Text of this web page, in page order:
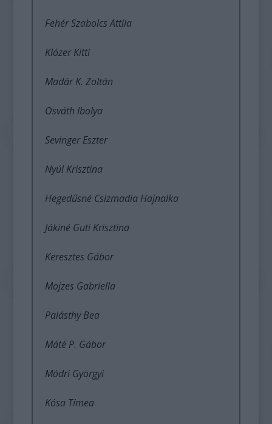
Fehér Szabolcs Attila
Klózer Kitti
Madár K. Zoltán
Osváth Ibolya
Sevinger Eszter
Nyúl Krisztina
Hegedűsné Csizmadia Hajnalka
Jákiné Guti Krisztina
Keresztes Gábor
Mojzes Gabriella
Palásthy Bea
Máté P. Gábor
Módri Györgyi
Kósa Tímea